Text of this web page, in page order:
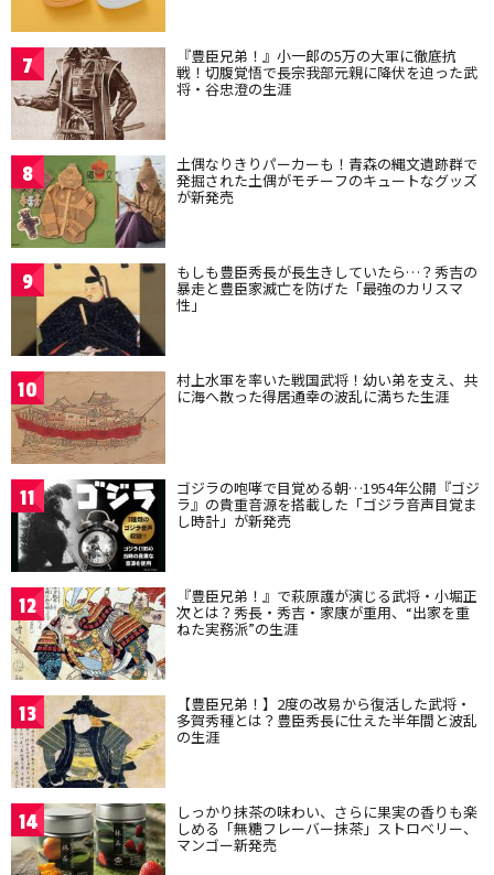
7 『豊臣兄弟！』小一郎の5万の大軍に徹底抗
戦！切腹覚悟で長宗我部元親に降伏を迫った武
将・谷忠澄の生涯
8 土偶なりきりパーカーも！青森の縄文遺跡群で
発掘された土偶がモチーフのキュートなグッズ
が新発売
9 もしも豊臣秀長が長生きしていたら…？秀吉の
暴走と豊臣家滅亡を防げた「最強のカリスマ
性」
10 村上水軍を率いた戦国武将！幼い弟を支え、共
に海へ散った得居通幸の波乱に満ちた生涯
11 ゴジラの咆哮で目覚める朝…1954年公開『ゴジ
ラ』の貴重音源を搭載した「ゴジラ音声目覚ま
し時計」が新発売
12 『豊臣兄弟！』で萩原護が演じる武将・小堀正
次とは？秀長・秀吉・家康が重用、“出家を重
ねた実務派”の生涯
13 【豊臣兄弟！】2度の改易から復活した武将・
多賀秀種とは？豊臣秀長に仕えた半年間と波乱
の生涯
14 しっかり抹茶の味わい、さらに果実の香りも楽
しめる「無糖フレーバー抹茶」ストロベリー、
マンゴー新発売